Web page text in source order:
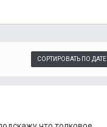
СОРТИРОВАТЬ ПО ДАТЕ